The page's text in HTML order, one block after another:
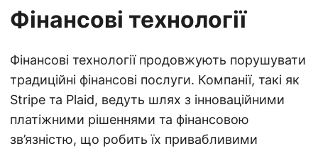
Фінансові технології
Фінансові технології продовжують порушувати
традиційні фінансові послуги. Компанії, такі як
Stripe та Plaid, ведуть шлях з інноваційними
платіжними рішеннями та фінансовою
зв’язністю, що робить їх привабливими